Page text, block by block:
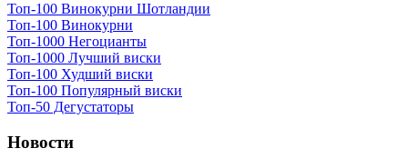
Топ-100 Винокурни Шотландии
Топ-100 Винокурни
Топ-1000 Негоцианты
Топ-1000 Лучший виски
Топ-100 Худший виски
Топ-100 Популярный виски
Топ-50 Дегустаторы
Новости